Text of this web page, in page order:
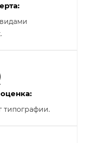
типографии.